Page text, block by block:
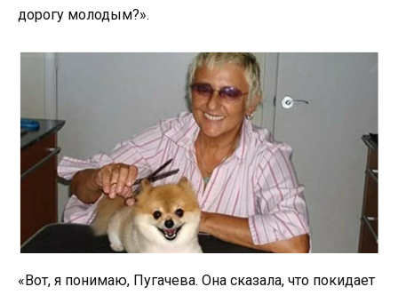
дорогу молодым?».
«Вот, я понимаю, Пугачева. Она сказала, что покидает